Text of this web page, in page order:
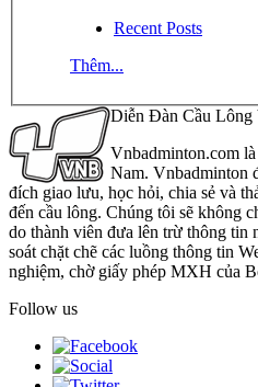
Recent Posts
Thêm...
Diễn Đàn Cầu Lông
Vnbadminton.com
Nam. Vnbadminton
đích giao lưu, học hỏi, chia sẻ và
đến cầu lông. Chúng tôi sẽ không
do thành viên đưa lên trừ thông tin
soát chặt chẽ các luồng thông tin
nghiệm, chờ giấy phép MXH của
Follow us